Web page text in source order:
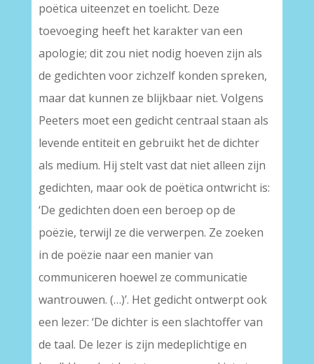
poëtica uiteenzet en toelicht. Deze
toevoeging heeft het karakter van een
apologie; dit zou niet nodig hoeven zijn als
de gedichten voor zichzelf konden spreken,
maar dat kunnen ze blijkbaar niet. Volgens
Peeters moet een gedicht centraal staan als
levende entiteit en gebruikt het de dichter
als medium. Hij stelt vast dat niet alleen zijn
gedichten, maar ook de poëtica ontwricht is:
‘De gedichten doen een beroep op de
poëzie, terwijl ze die verwerpen. Ze zoeken
in de poëzie naar een manier van
communiceren hoewel ze communicatie
wantrouwen. (…)’. Het gedicht ontwerpt ook
een lezer: ‘De dichter is een slachtoffer van
de taal. De lezer is zijn medeplichtige en